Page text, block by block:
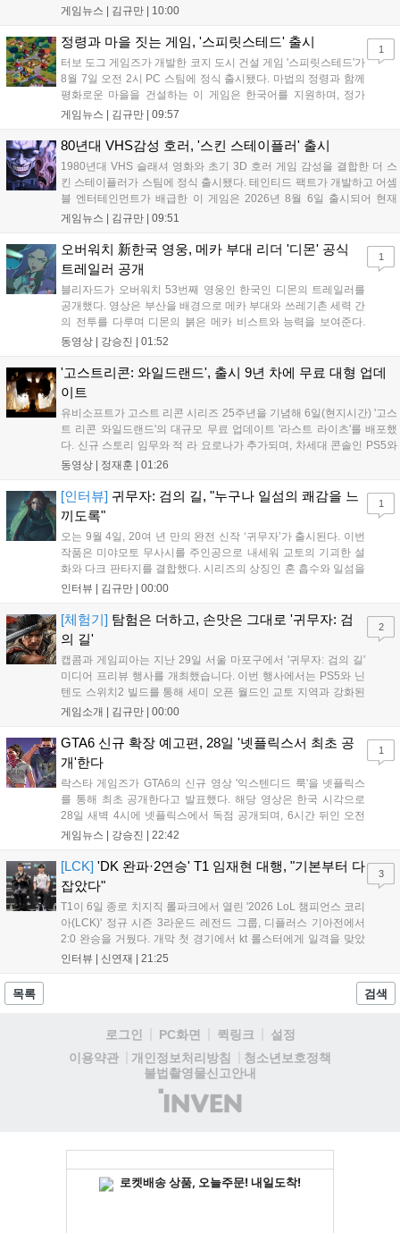
전략적 재미를 높였다. 게임은 PC와 콘솔, 모바일에서 한글판으로 즐길
라고 밝혀 향후 행보에 기대감을 모으고 있다. 상세 정보는 공식 홈페이
지에서 확인 가능하다....
게임뉴스 | 김규만 10:00
정령과 마을 짓는 게임, '스피릿스테드' 출시
터보 도그 게임즈가 개발한 코지 도시 건설 게임 '스피릿스테드'가
8월 7일 오전 2시 PC 스팀에 정식 출시됐다. 마법의 정령과 함께
평화로운 마을을 건설하는 이 게임은 한국어를 지원하며, 정가
10,700원에서 10% 할인된 9,630원에 판매된다. 플레이어는 어
고 정령을 활용해 공동체를 성장시킬 수 있다. 따뜻한 손그림 그
래픽이 특징이며, 부담 없이 즐길 수 있는 힐링 게임으로 기대를
모으고 있다....
게임뉴스 | 김규만 09:57
1
80년대 VHS감성 호러, '스킨 스테이플러' 출시
1980년대 VHS 슬래셔 영화와 초기 3D 호러 게임 감성을 결합한 더 스
킨 스테이플러가 스팀에 정식 출시됐다. 테인티드 팩트가 개발하고 어셈
블 엔터테인먼트가 배급한 이 게임은 2026년 8월 6일 출시되어 현재
15,000원에 판매 중이다. 캐리언 시티를 배경으로 연쇄살인 사건을 추적
통해 밀도 높은 공포를 선사한다....
게임뉴스 | 김규만 09:51
오버워치 新한국 영웅, 메카 부대 리더 '디몬' 공식
트레일러 공개
블리자드가 오버워치 53번째 영웅인 한국인 디몬의 트레일러를
공개했다. 영상은 부산을 배경으로 메카 부대와 쓰레기촌 세력 간
의 전투를 다루며 디몬의 붉은 메카 비스트와 능력을 보여준다.
블리자드는 7일 게임플레이 영상 공개를 시작으로 10일 시즌4 트
시할 예정이다. 향후 메카 부대와 탈론의 대립이 본격화될 전망이
다....
동영상 | 강승진 01:52
1
'고스트리콘: 와일드랜드', 출시 9년 차에 무료 대형 업데
이트
유비소프트가 고스트 리콘 시리즈 25주년을 기념해 6일(현지시간) '고스
트 리콘 와일드랜드'의 대규모 무료 업데이트 '라스트 라이츠'를 배포했
다. 신규 스토리 임무와 적 라 요로나가 추가되며, 차세대 콘솔인 PS5와
Xbox Series X|S에서 4K 60FPS를 지원한다. 또한 편의성 개선과 함께
리를 제공한다....
동영상 | 정재훈 01:26
[인터뷰] 귀무자: 검의 길, "누구나 일섬의 쾌감을 느
끼도록"
오는 9월 4일, 20여 년 만의 완전 신작 ‘귀무자’가 출시된다. 이번
작품은 미야모토 무사시를 주인공으로 내세워 교토의 기괴한 설
화와 다크 판타지를 결합했다. 시리즈의 상징인 혼 흡수와 일섬을
계승하면서도, 현대적인 검극 액션과 '무너뜨리기 일섬'을 더해 전
택에 따른 사무라이 액션을 구현하고자 했으며, 실제 검술 전문가
의 모션 캡처를 통해 리얼리티를 극대화했다. 세계관을 새롭게 재
구성한 이번 신작은 기존 시리즈와 설정은 다르지만, 특유의 통쾌
한 손맛과 다크 판타지 분위기를 충실히 담아내어 시리즈 팬과 신
규 이용자 모두에게 새로운 재미를 선사할 예정이다....
인터뷰 | 김규만 00:00
1
[체험기] 탐험은 더하고, 손맛은 그대로 '귀무자: 검
의 길'
캡콤과 게임피아는 지난 29일 서울 마포구에서 '귀무자: 검의 길'
미디어 프리뷰 행사를 개최했습니다. 이번 행사에서는 PS5와 닌
텐도 스위치2 빌드를 통해 세미 오픈 월드인 교토 지역과 강화된
액션 시스템을 공개했습니다. 주인공 미야모토 무사시가 오니를
가 특징입니다. 정식 출시를 앞두고 탄탄한 게임성을 선보여 기대
감을 높였습니다....
게임소개 | 김규만 00:00
2
GTA6 신규 확장 예고편, 28일 '넷플릭스서 최초 공
개'한다
락스타 게임즈가 GTA6의 신규 영상 '익스텐디드 룩'을 넷플릭스
를 통해 최초 공개한다고 발표했다. 해당 영상은 한국 시각으로
28일 새벽 4시에 넷플릭스에서 독점 공개되며, 6시간 뒤인 오전
10시부터 공식 유튜브와 홈페이지에서도 확인할 수 있다. 기존보
이례적인 협업이 향후 게임 마케팅 방식에 어떤 변화를 가져올지
전 세계 팬들의 이목이 쏠리고 있다....
게임뉴스 | 강승진 22:42
1
[LCK] 'DK 완파·2연승' T1 임재현 대행, "기본부터 다
잡았다"
T1이 6일 종로 치지직 롤파크에서 열린 '2026 LoL 챔피언스 코리
아(LCK)' 정규 시즌 3라운드 레전드 그룹, 디플러스 기아전에서
2:0 완승을 거뒀다. 개막 첫 경기에서 kt 롤스터에게 일격을 맞았
지만, 젠지 e스포츠의 홈 경기에서 원정 승리를 챙기며 분위기를
인터뷰 | 신연재 21:25
3
목록 검색
로그인 PC화면 퀵링크
설정
이용약관
개인정보처리방침
청소년보호정책
불법촬영물신고안내
(주)
인